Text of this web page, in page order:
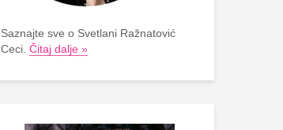
Saznajte sve o Svetlani Ražnatović
Ceci. Čitaj dalje »